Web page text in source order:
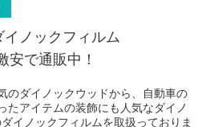
ノックフィルム
安で通販中！
のダイノックウッドから、自動車の
たアイテムの装飾にも人気なダイノ
イノックフィルムを取扱っておりま